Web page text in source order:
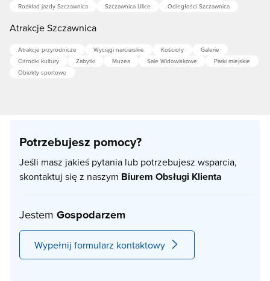
Rozkład jazdy Szczawnica
Szczawnica Ulice Odległości Szczawnica
Atrakcje Szczawnica
Atrakcje przyrodnicze Wyciągi narciarskie Kościoły
Galerie
Ośrodki kultury
Zabytki Muzea Sale Widowiskowe
Parki miejskie
Obiekty sportowe
Potrzebujesz pomocy?
Jeśli masz jakieś pytania lub potrzebujesz wsparcia,
skontaktuj się z naszym Biurem Obsługi Klienta
Jestem Gospodarzem
Wypełnij formularz kontaktowy